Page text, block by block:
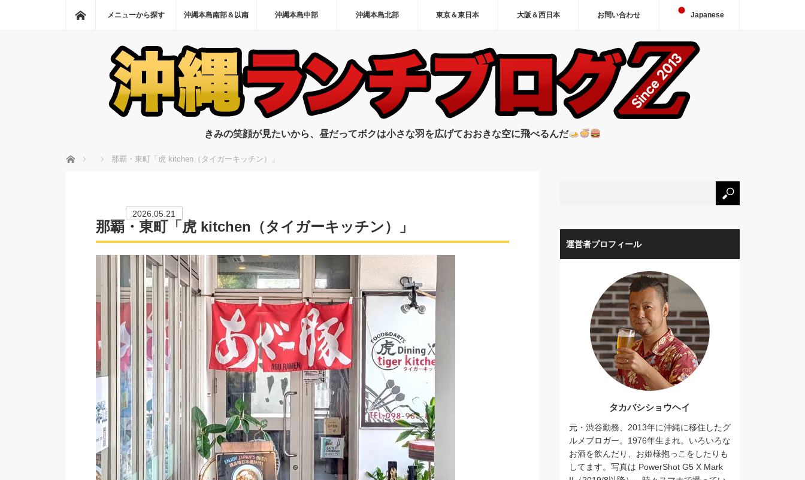
ホーム
メニューから探す 沖縄本島南部＆以南 沖縄本島中部 沖縄本島北部 東京＆東日本 大阪＆西日本 お問い合わせ Japanese
きみの笑顔が見たいから、昼だってボクは小さな羽を広げておおきな空に飛べるんだ
ホーム 那覇・東町「虎 kitchen（タイガーキッチン）」
2026.05.21
那覇・東町「虎 kitchen（タイガーキッチン）」
運営者プロフィール
タカバシショウヘイ
元・渋谷勤務、2013年に沖縄に移住したグ
ルメブロガー。1976年生まれ。いろいろな
お酒を飲んだり、お姫様抱っこをしたりも
してます。写真は PowerShot G5 X Mark